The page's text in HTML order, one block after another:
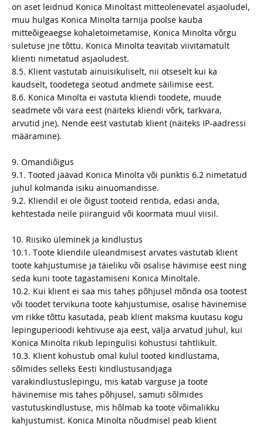
on aset leidnud Konica Minoltast mitteolenevatel asjaoludel,
muu hulgas Konica Minolta tarnija poolse kauba
mitteõigeaegse kohaletoimetamise, Konica Minolta võrgu
suletuse jne tõttu. Konica Minolta teavitab viivitamatult
klienti nimetatud asjaoludest.
8.5. Klient vastutab ainuisikuliselt, nii otseselt kui ka
kaudselt, toodetega seotud andmete säilimise eest.
8.6. Konica Minolta ei vastuta kliendi toodete, muude
seadmete või vara eest (näiteks kliendi võrk, tarkvara,
arvutid jne). Nende eest vastutab klient (näiteks IP-aadressi
määramine).
9. Omandiõigus
9.1. Tooted jäävad Konica Minolta või punktis 6.2 nimetatud
juhul kolmanda isiku ainuomandisse.
9.2. Kliendil ei ole õigust tooteid rentida, edasi anda,
kehtestada neile piiranguid või koormata muul viisil.
10. Riisiko üleminek ja kindlustus
10.1. Toote kliendile üleandmisest arvates vastutab klient
toote kahjustumise ja täieliku või osalise hävimise eest ning
seda kuni toote tagastamiseni Konica Minoltale.
10.2. Kui klient ei saa mis tahes põhjusel mõnda osa tootest
või toodet tervikuna toote kahjustumise, osalise hävinemise
vm rikke tõttu kasutada, peab klient maksma kuutasu kogu
lepinguperioodi kehtivuse aja eest, välja arvatud juhul, kui
Konica Minolta rikub lepingulisi kohustusi tahtlikult.
10.3. Klient kohustub omal kulul tooted kindlustama,
sõlmides selleks Eesti kindlustusandjaga
varakindlustuslepingu, mis katab varguse ja toote
hävinemise mis tahes põhjusel, samuti sõlmides
vastutuskindlustuse, mis hõlmab ka toote võimalikku
kahjustumist. Konica Minolta nõudmisel peab klient